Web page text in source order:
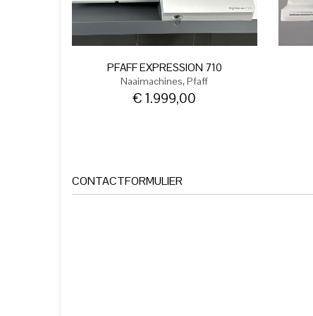
PFAFF EXPRESSION 710
Naaimachines,Pfaff
€1.999,00
CONTACTFORMULIER